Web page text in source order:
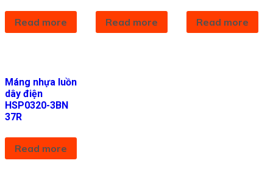
Read more Read more Read more
Máng nhựa luồn
dây điện
HSP0320-3BN
37R
Read more